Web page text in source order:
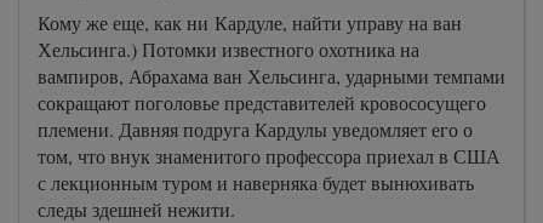
Кому же еще, как ни Кардуле, найти управу на ван
Хельсинга.) Потомки известного охотника на
вампиров, Абрахама ван Хельсинга, ударными темпами
сокращают поголовье представителей кровососущего
племени. Давняя подруга Кардулы уведомляет его о
том, что внук знаменитого профессора приехал в США
с лекционным туром и наверняка будет вынюхивать
следы здешней нежити.